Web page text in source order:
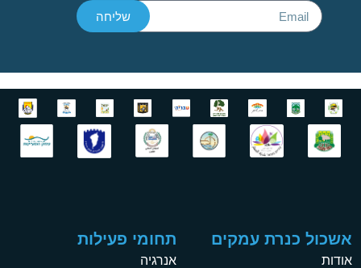
שליחה
אשכול כנרת עמקים
אודות
תחומי פעילות
אנרגיה